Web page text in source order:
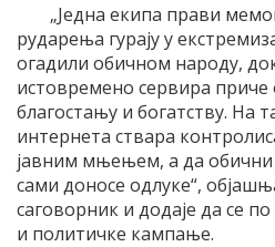
„Једна екипа прави
рударења гурају у
огадили обичном народу,
истовремено сервира
благостању и богатству. На
интернета ствара
јавним мњењем, а да обични
сами доносе одлуке“,
саговорник и додаје да се
и политичке кампање.